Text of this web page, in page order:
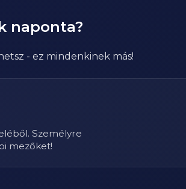
naponta?
- ez mindenkinek más!
Személyre
mezőket!